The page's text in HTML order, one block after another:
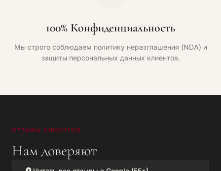
100% Конфиденциальность
Мы строго соблюдаем политику неразглашения (NDA) и
защиты персональных данных клиентов.
ОТЗЫВЫ КЛИЕНТОВ
Нам доверяют